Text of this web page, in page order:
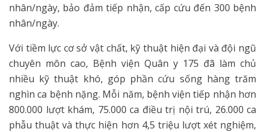
nhân/ngày, bảo đảm tiếp nhận, cấp cứu đến 300 bệnh
nhân/ngày.
Với tiềm lực cơ sở vật chất, kỹ thuật hiện đại và đội ngũ
chuyên môn cao, Bệnh viện Quân y 175 đã làm chủ
nhiều kỹ thuật khó, góp phần cứu sống hàng trăm
nghìn ca bệnh nặng. Mỗi năm, bệnh viện tiếp nhận hơn
800.000 lượt khám, 75.000 ca điều trị nội trú, 26.000 ca
phẫu thuật và thực hiện hơn 4,5 triệu lượt xét nghiệm,